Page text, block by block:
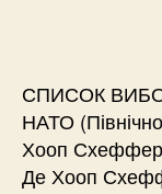
СПИСОК
НАТО
Хооп Схеффер
Де Хооп